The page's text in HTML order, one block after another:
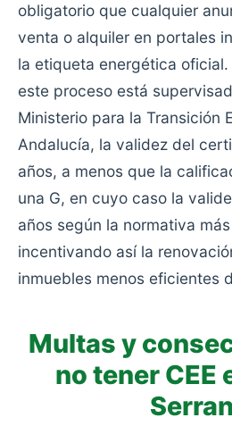
obligatorio que cualquier
venta o alquiler en portales
la etiqueta energética
este proceso está
Ministerio para la Transición
Andalucía, la validez del
años, a menos que la
una G, en cuyo caso la
años según la normativa
incentivando así la
inmuebles menos eficientes
Multas y
no tener CEE